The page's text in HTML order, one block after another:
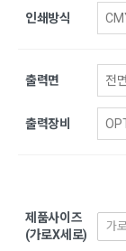
인쇄방식
출력면
출력장비
제품사이즈
(가로X세로)